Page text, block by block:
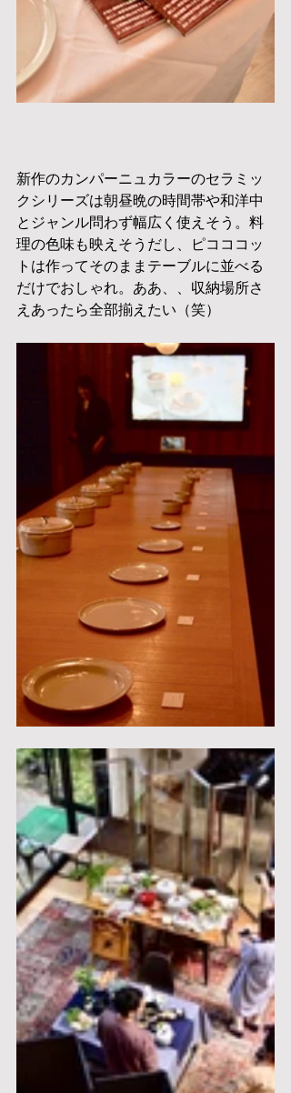
新作のカンパーニュカラーのセラミッ
クシリーズは朝昼晩の時間帯や和洋中
とジャンル問わず幅広く使えそう。料
理の色味も映えそうだし、ピコココッ
トは作ってそのままテーブルに並べる
だけでおしゃれ。ああ、、収納場所さ
えあったら全部揃えたい（笑）